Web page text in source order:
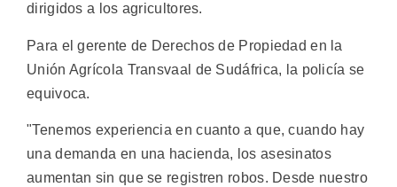
dirigidos a los agricultores.
Para el gerente de Derechos de Propiedad en la
Unión Agrícola Transvaal de Sudáfrica, la policía se
equivoca.
"Tenemos experiencia en cuanto a que, cuando hay
una demanda en una hacienda, los asesinatos
aumentan sin que se registren robos. Desde nuestro